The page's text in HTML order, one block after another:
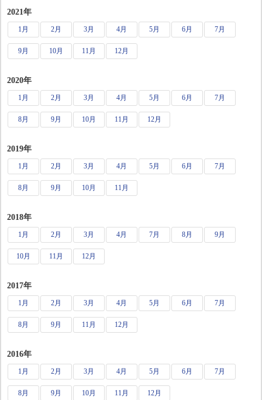
2021年
1月 2月 3月 4月 5月 6月 7月
9月 10月 11月 12月
2020年
1月 2月 3月 4月 5月 6月 7月
8月 9月 10月 11月 12月
2019年
1月 2月 3月 4月 5月 6月 7月
8月 9月 10月 11月
2018年
1月 2月 3月 4月 7月 8月 9月
10月 11月 12月
2017年
1月 2月 3月 4月 5月 6月 7月
8月 9月 11月 12月
2016年
1月 2月 3月 4月 5月 6月 7月
8月 9月 10月 11月 12月